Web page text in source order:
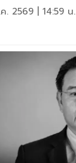
. 2569 | 14:59 น.